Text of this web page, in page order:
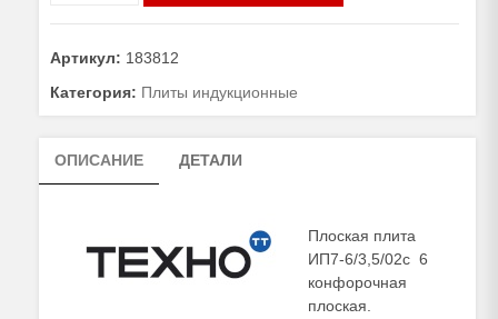
Плоская
ИП7-
6/3,5/02с
Артикул: 183812
Категория: Плиты индукционные
ОПИСАНИЕ ДЕТАЛИ
Плоская плита
ИП7-6/3,5/02с 6
конфорочная
плоская.